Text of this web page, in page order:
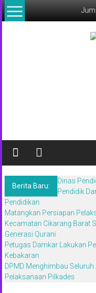
Lompat
ke
Menyikap
Dan
Tegas
Berita Baru:
Dinas
Pendidik
Pendidikan
Matangkan Persiapan
Kecamatan Cikarang Barat
Generasi Qurani
Petugas Damkar Lakukan
Kebakaran
DPMD Menghimbau
Pelaksanaan Pilkades